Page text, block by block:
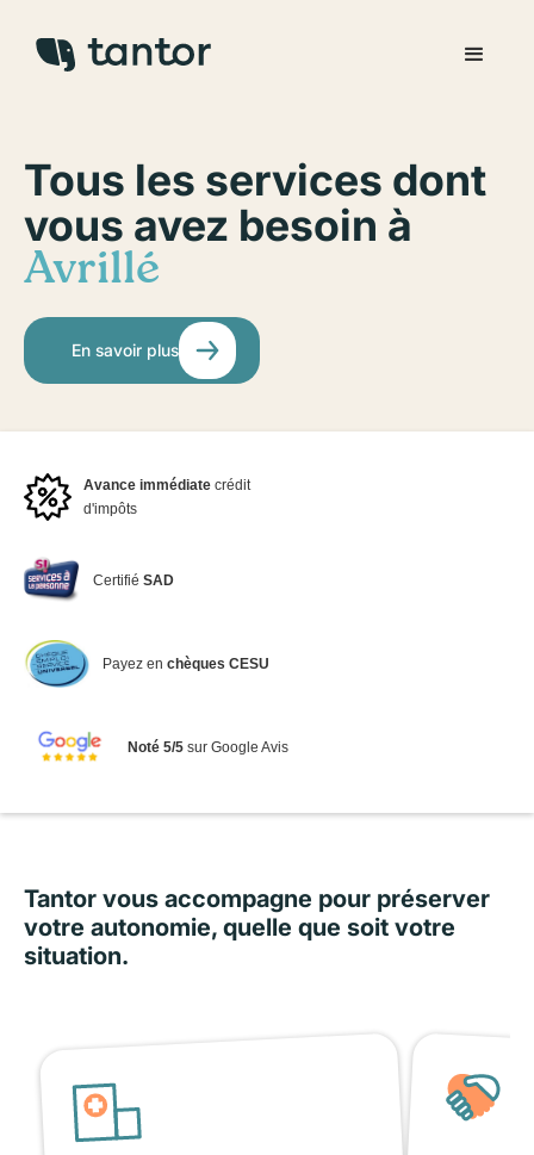
Tous les services dont
vous avez besoin à
Avrillé
En savoir plus
Avance immédiate crédit
d'impôts
CertifiéSAD
Payez en chèques CESU
Noté 5/5sur Google Avis
Tantor vous accompagne pour préserver
votre autonomie, quelle que soit votre
situation.